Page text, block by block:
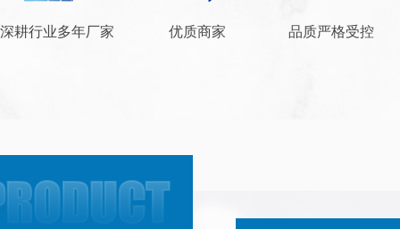
深耕行业多年厂家 优质商家 品质严格受控